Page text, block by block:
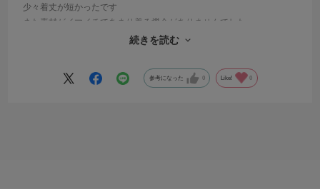
少々着丈が短かったです
また素材がイマイチであまり着る機会がありませんでした
もう少し光沢のある素材で落ち感がある方が良いと思います
続きを読む
参考になった 0 Like! 0